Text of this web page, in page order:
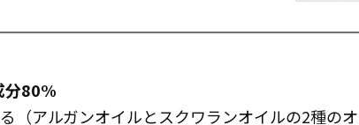
分80%
（アルガンオイルとスクワランオイルの2種の